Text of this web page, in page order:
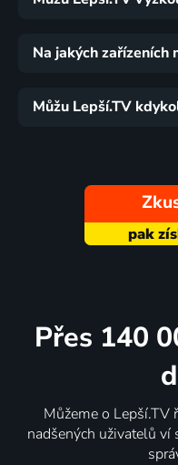
Na jakých zařízeních
Můžu Lepší.TV
Přes 140
Můžeme o Lepší.TV
nadšených uživatelů ví